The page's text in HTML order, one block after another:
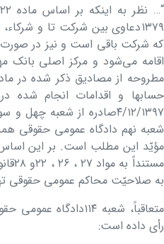
١٣٧٩دعاوی بین شرکت تا و
که شرکت باقی است و نیز در
اقامه می‌شود و مرکز اصلی بانک
۴/١٢/١٣٩٧صادره از شعبه
به صلاحیّت محاکم عمومی حقوقی
رأی داده است: